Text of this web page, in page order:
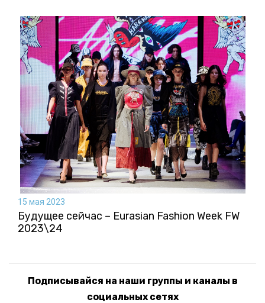
15 мая 2023
Будущее сейчас – Eurasian Fashion Week FW
2023\24
Подписывайся на наши группы и каналы в
социальных сетях